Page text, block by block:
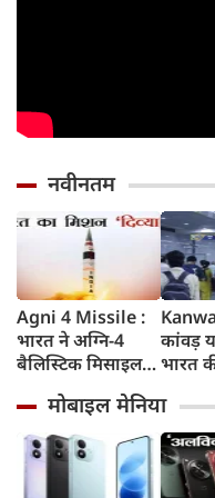
नवीनतम
Agni 4 Missile :
भारत ने अग्नि-4
बैलिस्टिक मिसाइल
किया, 4,000 KM
तक मारक क्षमता
कांवड़
भारत
कई
तक बढ़ी
संख्या
मोबाइल मेनिया